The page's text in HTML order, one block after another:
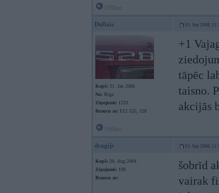
Dullais 01. Sep 2008,
Kopš: 31. Jan 2006
No: Rīga
Ziņojumi: 1233
Braucu ar: E12 525, 528
+1
tāpēc
taisno.
akcijās
dragijs 01. Sep 2008,
Kopš: 20. Aug 2004
Ziņojumi: 108
Braucu ar:
šobrīd
vairak